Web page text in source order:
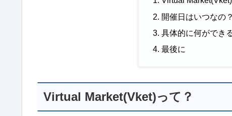
開催日はいつなの？
具体的に何ができ
最後に
Virtual Market(Vket)って？